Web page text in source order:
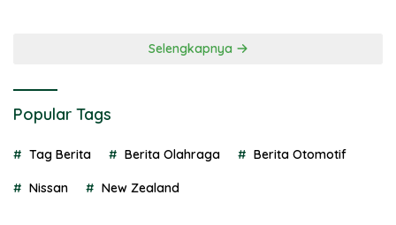
Selengkapnya
Popular Tags
Tag Berita Berita Olahraga Berita Otomotif
Nissan New Zealand